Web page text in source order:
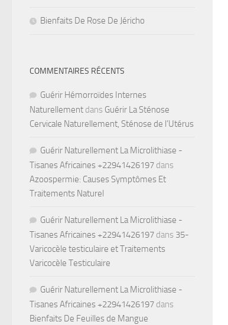
Bienfaits De Rose De Jéricho
COMMENTAIRES RÉCENTS
Guérir Hémorroïdes Internes
Naturellement dans Guérir La Sténose
Cervicale Naturellement, Sténose de l’Utérus
Guérir Naturellement La Microlithiase -
Tisanes Africaines +22941426197 dans
Azoospermie: Causes Symptômes Et
Traitements Naturel
Guérir Naturellement La Microlithiase -
Tisanes Africaines +22941426197 dans 35-
Varicocèle testiculaire et Traitements
Varicocèle Testiculaire
Guérir Naturellement La Microlithiase -
Tisanes Africaines +22941426197 dans
Bienfaits De Feuilles de Mangue